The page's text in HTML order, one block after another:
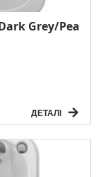
Grey/Pea
ДЕТАЛІ